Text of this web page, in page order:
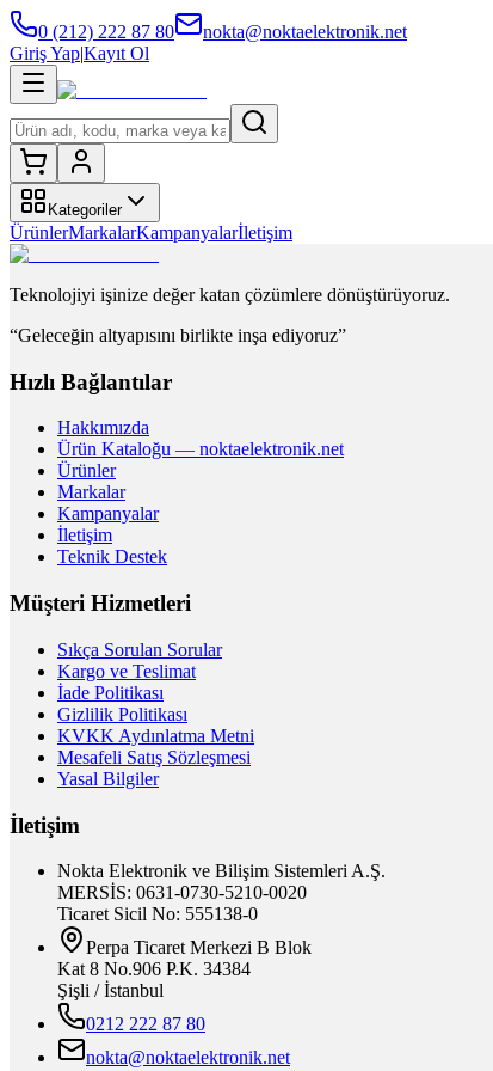
0 (212) 222 87 80
nokta@noktaelektronik.net
Giriş Yap|Kayıt Ol
Kategoriler
ÜrünlerMarkalarKampanyalarİletişim
Teknolojiyi işinize değer katan çözümlere dönüştürüyoruz.
“Geleceğin altyapısını birlikte inşa ediyoruz”
Hızlı Bağlantılar
Hakkımızda
Ürün Kataloğu — noktaelektronik.net
Ürünler
Markalar
Kampanyalar
İletişim
Teknik Destek
Müşteri Hizmetleri
Sıkça Sorulan Sorular
Kargo ve Teslimat
İade Politikası
Gizlilik Politikası
KVKK Aydınlatma Metni
Mesafeli Satış Sözleşmesi
Yasal Bilgiler
İletişim
Nokta Elektronik ve Bilişim Sistemleri A.Ş.
MERSİS: 0631-0730-5210-0020
Ticaret Sicil No: 555138-0
Perpa Ticaret Merkezi B Blok
Kat 8 No.906 P.K. 34384
Şişli / İstanbul
0212 222 87 80
nokta@noktaelektronik.net